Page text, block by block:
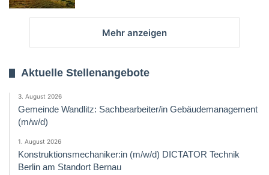
Mehr anzeigen
Aktuelle Stellenangebote
3. August 2026
Gemeinde Wandlitz: Sachbearbeiter/in Gebäudemanagement
(m/w/d)
1. August 2026
Konstruktionsmechaniker:in (m/w/d) DICTATOR Technik
Berlin am Standort Bernau